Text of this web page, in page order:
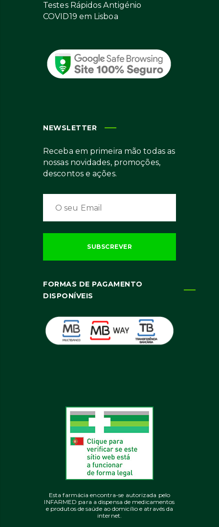
Testes Rápidos Antigénio
COVID19 em Lisboa
NEWSLETTER
Receba em primeira mão todas as
nossas novidades, promoções,
descontos e ações.
FORMAS DE PAGAMENTO
DISPONÍVEIS
Esta farmácia encontra-se autorizada pelo
INFARMED para a dispensa de medicamentos
e produtos de saúde ao domicílio e através da
internet.